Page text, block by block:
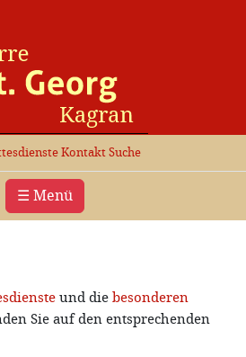
Kontakt Suche
☰ Menü
und die besonderen
Sie auf den entsprechenden